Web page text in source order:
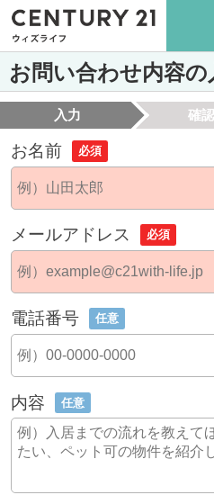
お問い合わせ内容の
入力 確認
お名前 必須
メールアドレス 必須
電話番号 任意
内容 任意